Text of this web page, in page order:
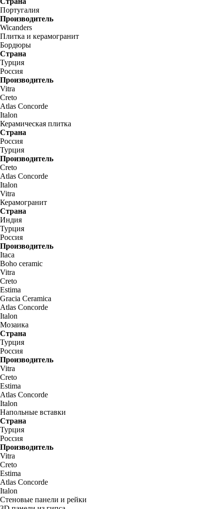
Португалия
Производитель
Wicanders
Плитка и керамогранит
Бордюры
Страна
Турция
Россия
Производитель
Vitra
Creto
Atlas Concorde
Italon
Керамическая плитка
Страна
Россия
Турция
Производитель
Creto
Atlas Concorde
Italon
Vitra
Керамогранит
Страна
Индия
Турция
Россия
Производитель
Itaca
Boho ceramic
Vitra
Creto
Estima
Gracia Ceramica
Atlas Concorde
Italon
Мозаика
Страна
Турция
Россия
Производитель
Vitra
Creto
Estima
Atlas Concorde
Italon
Напольные вставки
Страна
Турция
Россия
Производитель
Vitra
Creto
Estima
Atlas Concorde
Italon
Стеновые панели и рейки